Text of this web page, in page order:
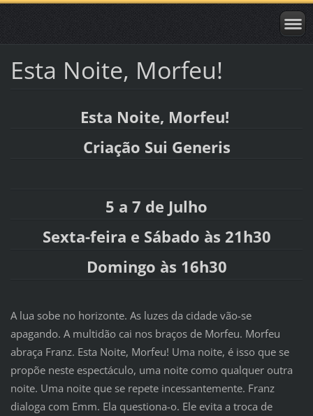
Esta Noite, Morfeu!
Esta Noite, Morfeu!
Criação Sui Generis
5 a 7 de Julho
Sexta-feira e Sábado às 21h30
Domingo às 16h30
A lua sobe no horizonte. As luzes da cidade vão-se
apagando. A multidão cai nos braços de Morfeu. Morfeu
abraça Franz. Esta Noite, Morfeu! Uma noite, é isso que se
propõe neste espectáculo, uma noite como qualquer outra
noite. Uma noite que se repete incessantemente. Franz
dialoga com Emm. Ela questiona-o. Ele evita a troca de